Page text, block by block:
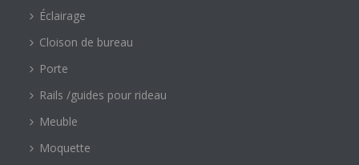
Éclairage
Cloison de bureau
Porte
Rails /guides pour rideau
Meuble
Moquette